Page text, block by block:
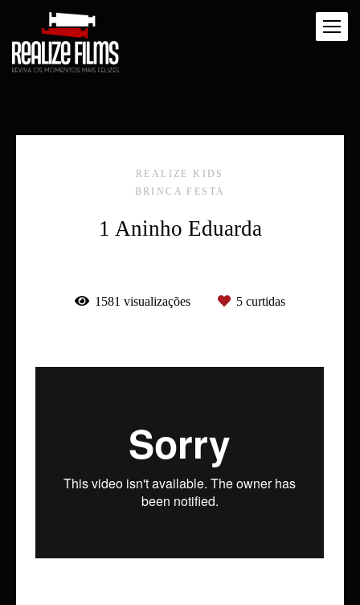
REALIZE KIDS
BRINCA FESTA
1 Aninho Eduarda
1581 visualizações 5 curtidas